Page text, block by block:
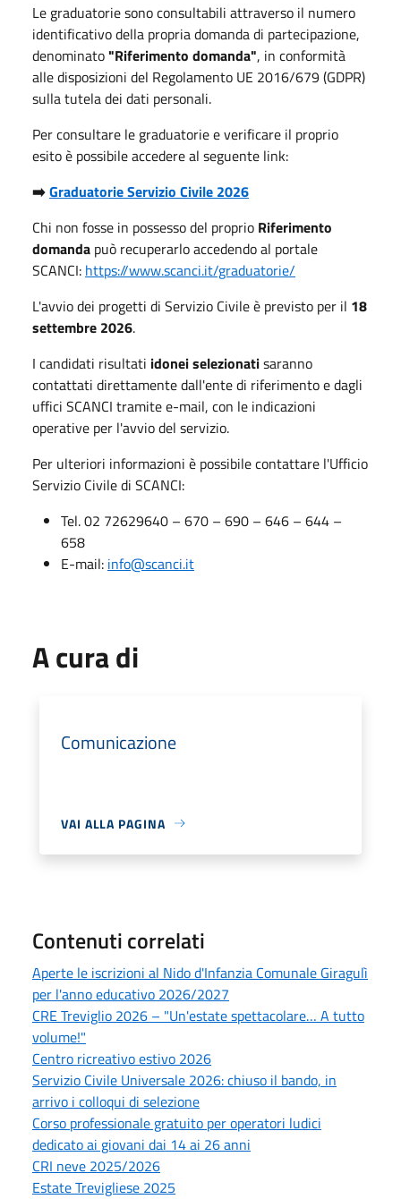
Le graduatorie sono consultabili attraverso il numero
identificativo della propria domanda di partecipazione,
denominato"Riferimento domanda", in conformità
alle disposizioni del Regolamento UE 2016/679 (GDPR)
sulla tutela dei dati personali.
Per consultare le graduatorie e verificare il proprio
esito è possibile accedere al seguente link:
➡️Graduatorie Servizio Civile 2026
Chi non fosse in possesso del proprio Riferimento
domanda può recuperarlo accedendo al portale
SCANCI: https://www.scanci.it/graduatorie/
L'avvio dei progetti di Servizio Civile è previsto per il 18
settembre 2026.
I candidati risultati idonei selezionatisaranno
contattati direttamente dall'ente di riferimento e dagli
uffici SCANCI tramite e-mail, con le indicazioni
operative per l'avvio del servizio.
Per ulteriori informazioni è possibile contattare l'Ufficio
Servizio Civile di SCANCI:
Tel. 02 72629640 – 670 – 690 – 646 – 644 –
658
E-mail: info@scanci.it
A cura di
Comunicazione
VAI ALLA PAGINA
Contenuti correlati
Aperte le iscrizioni al Nido d'Infanzia Comunale Giragulì
per l'anno educativo 2026/2027
CRE Treviglio 2026 – "Un'estate spettacolare… A tutto
volume!"
Centro ricreativo estivo 2026
Servizio Civile Universale 2026: chiuso il bando, in
arrivo i colloqui di selezione
Corso professionale gratuito per operatori ludici
dedicato ai giovani dai 14 ai 26 anni
CRI neve 2025/2026
Estate Trevigliese 2025